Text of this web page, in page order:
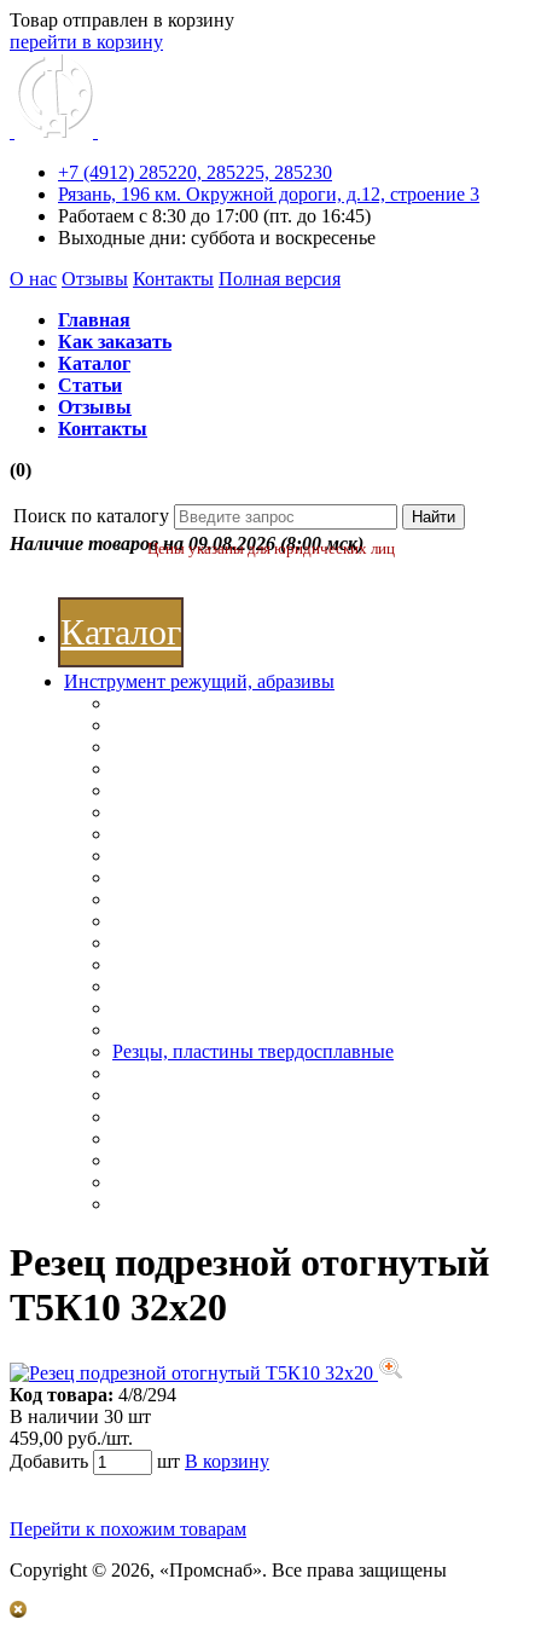
Товар отправлен в корзину
перейти в корзину
+7 (4912) 285220, 285225, 285230
Рязань, 196 км. Окружной дороги, д.12, строение 3
Работаем с 8:30 до 17:00 (пт. до 16:45)
Выходные дни: суббота и воскресенье
О нас Отзывы Контакты Полная версия
Главная
Как заказать
Каталог
Статьи
Отзывы
Контакты
(0)
Поиск по каталогу
Наличие товаров на 09.08.2026 (8:00 мск)
Цены указаны для юридических лиц
Каталог
Инструмент режущий, абразивы
Резцы, пластины твердосплавные
Резец подрезной отогнутый
Т5К10 32х20
Код товара: 4/8/294
В наличии 30 шт
459,00 руб./шт.
Добавить
шт В корзину
Перейти к похожим товарам
Copyright © 2026, «Промснаб». Все права защищены